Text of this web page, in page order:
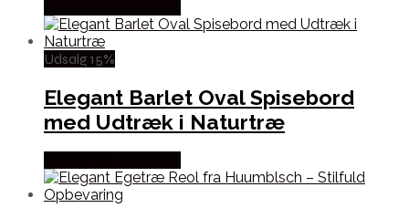
Udsalg 15%
Elegant Barlet Oval Spisebord
med Udtræk i Naturtræ